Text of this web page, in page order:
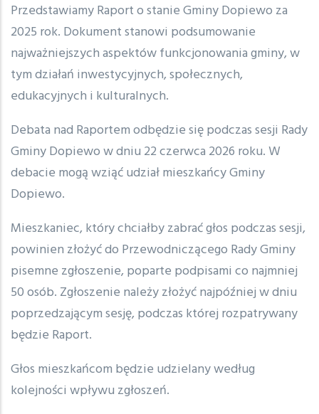
Przedstawiamy Raport o stanie Gminy Dopiewo za
2025 rok. Dokument stanowi podsumowanie
najważniejszych aspektów funkcjonowania gminy, w
tym działań inwestycyjnych, społecznych,
edukacyjnych i kulturalnych.
Debata nad Raportem odbędzie się podczas sesji Rady
Gminy Dopiewo w dniu 22 czerwca 2026 roku. W
debacie mogą wziąć udział mieszkańcy Gminy
Dopiewo.
Mieszkaniec, który chciałby zabrać głos podczas sesji,
powinien złożyć do Przewodniczącego Rady Gminy
pisemne zgłoszenie, poparte podpisami co najmniej
50 osób. Zgłoszenie należy złożyć najpóźniej w dniu
poprzedzającym sesję, podczas której rozpatrywany
będzie Raport.
Głos mieszkańcom będzie udzielany według
kolejności wpływu zgłoszeń.